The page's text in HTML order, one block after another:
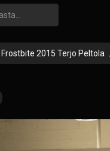
Frostbite 2015 Terjo Peltola